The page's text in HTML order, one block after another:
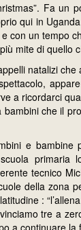
Fa un
qui in
con un tempo
mite di quello
natalizi
a ricordarci
bambini che il
e bambine
tecnico
della zona
:
tre a